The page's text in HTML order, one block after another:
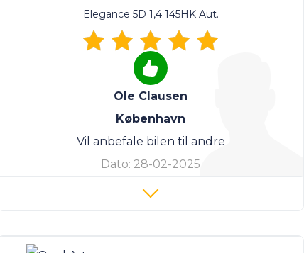
Elegance 5D 1,4 145HK Aut.
Ole Clausen
København
Vil anbefale bilen til andre
Dato: 28-02-2025